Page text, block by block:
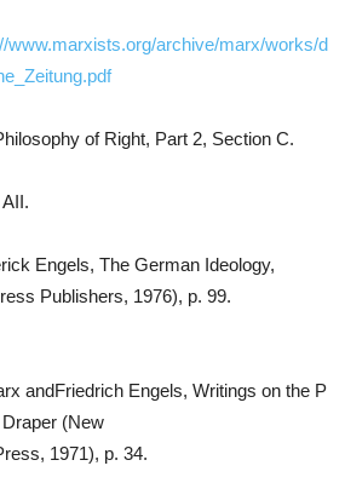
www.marxists.org/archive/marx/works/d
of Right, Part 2, Section C.
Engels, The German Ideology,
Publishers, 1976), p. 99.
andFriedrich Engels, Writings on the P
(New
1971), p. 34.